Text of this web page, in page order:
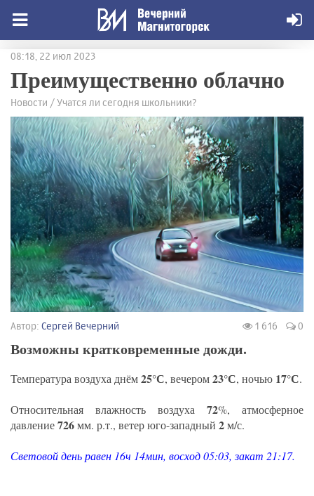
08:18, 22 июл 2023
Преимущественно облачно
Новости / Учатся ли сегодня школьники?
Автор: Сергей Вечерний 1 616 0
Возможны кратковременные дожди.
Температура воздуха днём25°С, вечером23°С, ночью 17°С.
Относительная влажность воздуха 72%, атмосферное
давление726мм. р.т., ветер юго-западный 2м/с.
Световой день равен 16ч 14мин, восход 05:03, закат 21:17.